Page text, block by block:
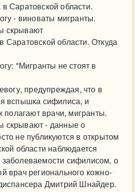
Саратовской области.
- виноваты мигранты.
скрывают
области. Откуда
"Мигранты не стоят в
предупреждая, что в
вспышка сифилиса, и
полагают врачи, мигранты.
скрывают - данные о
не публикуются в открытом
области наблюдается
сифилисом, о
врач регионального кожно-
Дмитрий Шнайдер.